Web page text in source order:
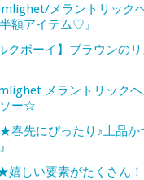
メラントリック
額アイテム♡』
クボーイ】ブラウンの
メラントリックヘ
ソー☆
★春先にぴったり♪上品か
嬉しい要素がたくさん